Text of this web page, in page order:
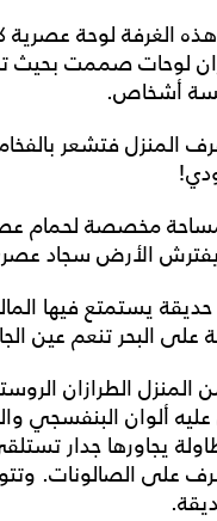
الغرفة لوحة عصرية
لوحات صممت بحيث
أشخاص.
المنزل فتشعر
مخصصة لحمام
الأرض سجاد
يستمتع فيها
البحر تنعم عين
الطرازان
ألوان البنفسجي
يجاورها جدار
على الصالونات.